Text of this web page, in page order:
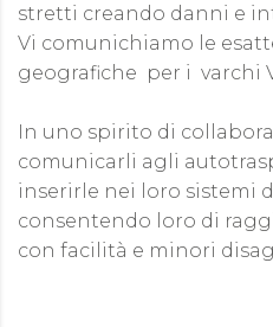
stretti creando danni e
Vi comunichiamo le
geografiche per i varchi
In uno spirito di
comunicarli agli
inserirle nei loro sistemi
consentendo loro di
con facilità e minori